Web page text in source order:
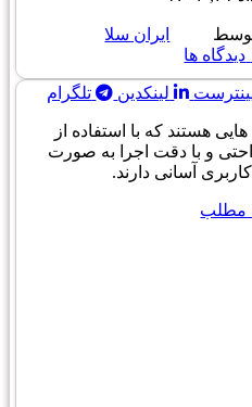
ایران سلا
دیدگاه ها
لینکدین تلگرام
هستند که با استفاده از
و با دقت اجرا به صورت
آسانی دارند.
مطلب